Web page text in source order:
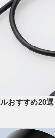
おすすめ20